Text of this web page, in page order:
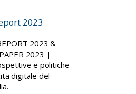
2023
2023 &
2023 |
e politiche
digitale del